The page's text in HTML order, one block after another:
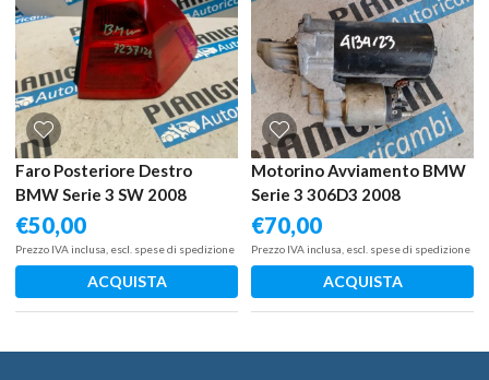
Faro Posteriore Destro
BMW Serie 3 SW 2008
€50,00
Prezzo IVA inclusa, escl. spese di spedizione
ACQUISTA
Motorino Avviamento BMW
Serie 3 306D3 2008
€70,00
Prezzo IVA inclusa, escl. spese di spedizione
ACQUISTA